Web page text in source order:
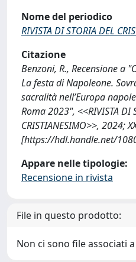
Nome del periodico
RIVISTA DI STORIA DEL
Citazione
Benzoni, R., Recensione a
La festa di Napoleone.
sacralità nell’Europa
Roma 2023", <<RIVISTA DI
CRISTIANESIMO>>, 2024;
[https://hdl.handle.net/
Appare nelle tipologie:
Recensione in rivista
File in questo prodotto:
Non ci sono file associati